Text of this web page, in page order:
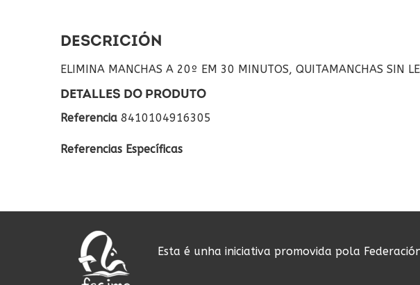
DESCRICIÓN
ELIMINA MANCHAS A 20º EM 30 MINUTOS, QUITAMANCHAS SIN
DETALLES DO PRODUTO
Referencia 8410104916305
Referencias Específicas
Esta é unha iniciativa promovida pola